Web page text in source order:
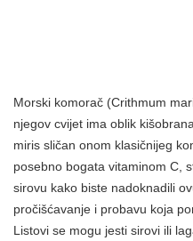
Morski komorač (Crithmum
njegov cvijet ima oblik
miris sličan onom klasičnijeg
posebno bogata vitaminom C,
sirovu kako biste nadoknadili
pročišćavanje i probavu koja
Listovi se mogu jesti sirovi ili